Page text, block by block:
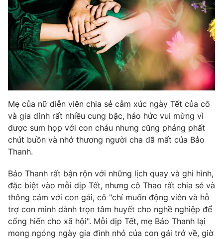
Mẹ của nữ diễn viên chia sẻ cảm xúc ngày Tết của cô
và gia đình rất nhiều cung bậc, háo hức vui mừng vì
được sum họp với con cháu nhưng cũng phảng phất
chút buồn và nhớ thương người cha đã mất của Bảo
Thanh.
Bảo Thanh rất bận rộn với những lịch quay và ghi hình,
đặc biệt vào mỗi dịp Tết, nhưng cô Thao rất chia sẻ và
thông cảm với con gái, cô "chỉ muốn động viên và hỗ
trợ con mình dành trọn tâm huyết cho nghề nghiệp để
cống hiến cho xã hội". Mỗi dịp Tết, mẹ Bảo Thanh lại
mong ngóng ngày gia đình nhỏ của con gái trở về, giờ